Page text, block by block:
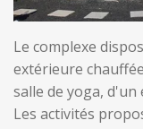
Le complexe
extérieure
salle de yoga, d'un
Les activités